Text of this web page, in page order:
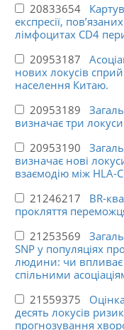
20833654
експресії,
лімфоцитах CD4
20953187
нових локусів
населення Китаю.
20953189
визначає три
20953190
визначає нові
взаємодію між HLA-C
21246217 BR-
прокляття
21253569
SNP у популяціях
людини: чи впливає
спільними
21559375
десять локусів
прогнозування